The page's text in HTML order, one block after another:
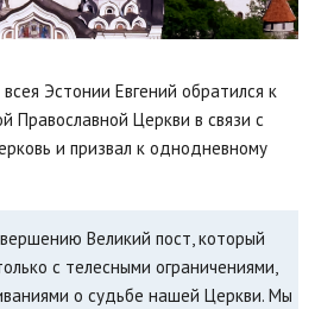
Эстонии Евгений обратился к
Православной Церкви в связи с
и призвал к однодневному
Великий пост, который
с телесными ограничениями,
о судьбе нашей Церкви. Мы